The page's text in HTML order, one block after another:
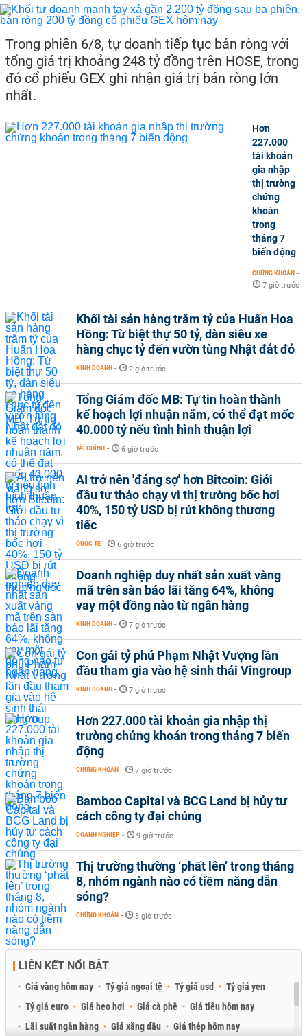
Trong phiên 6/8, tự doanh tiếp tục bán ròng với
tổng giá trị khoảng 248 tỷ đồng trên HOSE, trong
đó cổ phiếu GEX ghi nhận giá trị bán ròng lớn
nhất.
Hơn
227.000
tài khoản
gia nhập
thị trường
chứng
khoán
trong
tháng 7
biến động
CHỨNG KHOÁN -
7 giờ trước
Khối tài sản hàng trăm tỷ của Huấn Hoa
Hồng: Từ biệt thự 50 tỷ, dàn siêu xe
hàng chục tỷ đến vườn tùng Nhật đắt đỏ
KINH DOANH - 2 giờ trước
Tổng Giám đốc MB: Tự tin hoàn thành
kế hoạch lợi nhuận năm, có thể đạt mốc
40.000 tỷ nếu tình hình thuận lợi
TÀI CHÍNH - 6 giờ trước
AI trở nên 'đáng sợ' hơn Bitcoin: Giới
đầu tư tháo chạy vì thị trường bốc hơi
40%, 150 tỷ USD bị rút không thương
tiếc
QUỐC TẾ - 6 giờ trước
Doanh nghiệp duy nhất sản xuất vàng
mã trên sàn báo lãi tăng 64%, không
vay một đồng nào từ ngân hàng
KINH DOANH - 7 giờ trước
Con gái tỷ phú Phạm Nhật Vượng lần
đầu tham gia vào hệ sinh thái Vingroup
KINH DOANH - 7 giờ trước
Hơn 227.000 tài khoản gia nhập thị
trường chứng khoán trong tháng 7 biến
động
CHỨNG KHOÁN - 7 giờ trước
Bamboo Capital và BCG Land bị hủy tư
cách công ty đại chúng
DOANH NGHIỆP - 9 giờ trước
Thị trường thường ‘phất lên’ trong tháng
8, nhóm ngành nào có tiềm năng dẫn
sóng?
CHỨNG KHOÁN - 8 giờ trước
LIÊN KẾT NỔI BẬT
Giá vàng hôm nay Tỷ giá ngoại tệ Tỷ giá usd
Tỷ giá yen
Tỷ giá euro
Giá heo hơi Giá cà phê
Giá tiêu hôm nay
Lãi suất ngân hàng
Giá xăng dầu Giá thép hôm nay